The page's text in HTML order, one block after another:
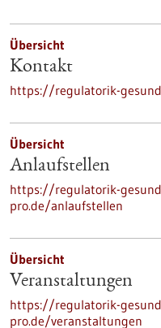
Übersicht
Kontakt
https://regulatorik-
Übersicht
Anlaufstellen
https://regulatorik-
pro.de/anlaufstellen
Übersicht
Veranstaltungen
https://regulatorik-
pro.de/veranstaltungen